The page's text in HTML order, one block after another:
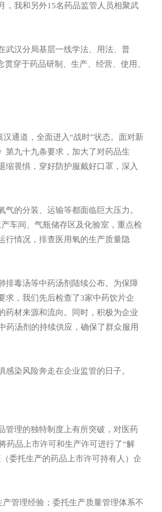
，我和另外15名药品监管人员相聚武
武汉分局基层一线学法、用法、普
穿于药品研制、生产、经营、使用、
通道，全面进入“战时”状态。面对新
第九十九条要求，加大了对药品生
缩畏惧，穿好防护服戴好口罩，深入
的分装、运输等都面临巨大压力。
车间、气瓶储存区及化验室，重点检
行情况，排查医用氧的生产质量隐
排毒汤等中药汤剂陆续公布。为保障
求，我们先后检查了3家中药饮片企
药材来源和流向。同时，积极为企业
药汤剂的持续供应，确保了群众服用
染风险奔走在企业监管的日子。
管理的独特制度上有所突破，对医药
药品上市许可和生产许可进行了“解
委托生产的药品上市许可持有人）企
管理经验；委托生产质量管理体系不